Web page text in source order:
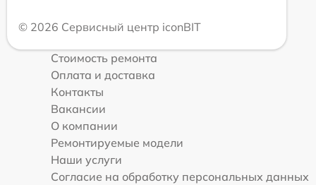
© 2026 Сервисный центр iconBIT
Стоимость ремонта
Оплата и доставка
Контакты
Вакансии
О компании
Ремонтируемые модели
Наши услуги
Согласие на обработку персональных данных